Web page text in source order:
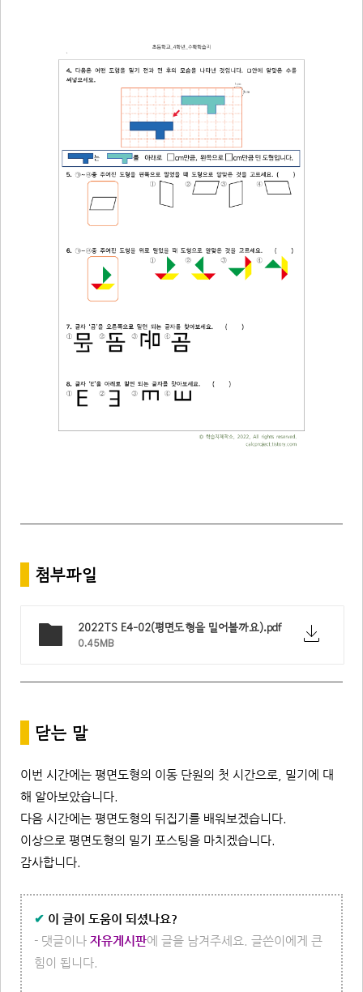
첨부파일
2022TS E4-02(평면도형을 밀어볼까요).pdf
0.45MB
닫는 말
이번 시간에는 평면도형의 이동 단원의 첫 시간으로, 밀기에 대
해 알아보았습니다.
다음 시간에는 평면도형의 뒤집기를 배워보겠습니다.
이상으로 평면도형의 밀기 포스팅을 마치겠습니다.
감사합니다.
✔ 이 글이 도움이 되셨나요?
- 댓글이나 자유게시판에 글을 남겨주세요. 글쓴이에게 큰
힘이 됩니다.